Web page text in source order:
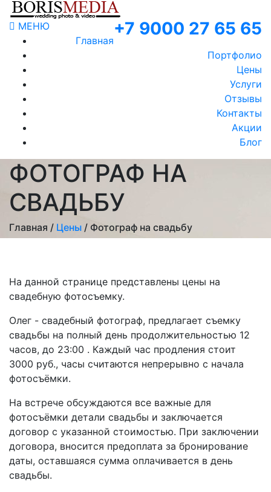
+7 9000 27 65 65
МЕНЮ
Главная
Портфолио
Цены
Услуги
Отзывы
Контакты
Акции
Блог
ФОТОГРАФ НА
СВАДЬБУ
Главная / Цены / Фотограф на свадьбу
На данной странице представлены цены на
свадебную фотосъемку.
Олег - свадебный фотограф, предлагает съемку
свадьбы на полный день продолжительностью 12
часов, до 23:00 . Каждый час продления стоит
3000 руб., часы считаются непрерывно с начала
фотосъёмки.
На встрече обсуждаются все важные для
фотосъёмки детали свадьбы и заключается
договор с указанной стоимостью. При заключении
договора, вносится предоплата за бронирование
даты, оставшаяся сумма оплачивается в день
свадьбы.